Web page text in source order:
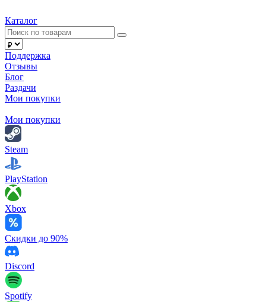
Каталог
Поддержка
Отзывы
Блог
Раздачи
Мои покупки
Мои покупки
Steam
PlayStation
Xbox
Скидки до 90%
Discord
Spotify